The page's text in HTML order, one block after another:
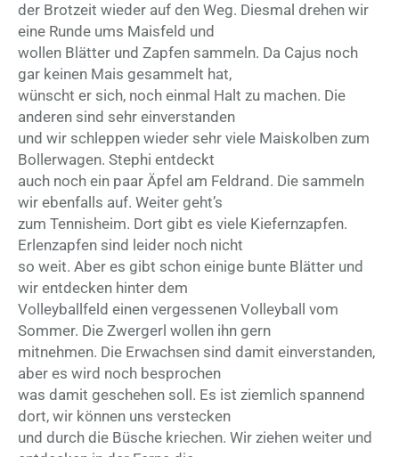
der Brotzeit wieder auf den Weg. Diesmal drehen wir
eine Runde ums Maisfeld und
wollen Blätter und Zapfen sammeln. Da Cajus noch
gar keinen Mais gesammelt hat,
wünscht er sich, noch einmal Halt zu machen. Die
anderen sind sehr einverstanden
und wir schleppen wieder sehr viele Maiskolben zum
Bollerwagen. Stephi entdeckt
auch noch ein paar Äpfel am Feldrand. Die sammeln
wir ebenfalls auf. Weiter geht’s
zum Tennisheim. Dort gibt es viele Kiefernzapfen.
Erlenzapfen sind leider noch nicht
so weit. Aber es gibt schon einige bunte Blätter und
wir entdecken hinter dem
Volleyballfeld einen vergessenen Volleyball vom
Sommer. Die Zwergerl wollen ihn gern
mitnehmen. Die Erwachsen sind damit einverstanden,
aber es wird noch besprochen
was damit geschehen soll. Es ist ziemlich spannend
dort, wir können uns verstecken
und durch die Büsche kriechen. Wir ziehen weiter und